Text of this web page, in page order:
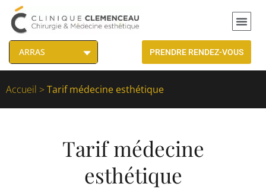
PRENDRE RENDEZ-VOUS
Accueil >Tarif médecine esthétique
Tarif médecine
esthétique